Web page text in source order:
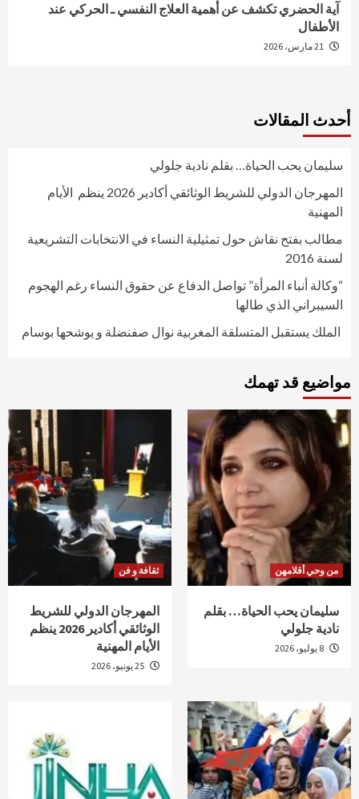
آية الحضري تكشف عن أهمية العلاج النفسي ـ الحركي عند
الأطفال
أحدث المقالات
سليمان يحب الحياة… بقلم نادية جلولي
المهرجان الدولي للشريط الوثائقي أكادير 2026 ينظم الأيام
المهنية
مطالب بفتح نقاش حول تمثيلية النساء في الانتخابات التشريعية
لسنة 2016
“وكالة أنباء المرأة” تواصل الدفاع عن حقوق النساء رغم الهجوم
السيبراني الذي طالها
الملك يستقبل المتسلقة المغربية نوال صفنضلة و يوشحها بوسام
مواضيع قد تهمك
من وحي أقلامهن
سليمان يحب الحياة… بقلم
نادية جلولي
ثقافة و فن
المهرجان الدولي للشريط
الوثائقي أكادير 2026 ينظم
الأيام المهنية